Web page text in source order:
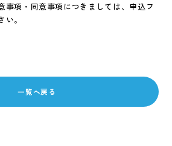
項・同意事項につきましては、申込フ
。
一覧へ戻る